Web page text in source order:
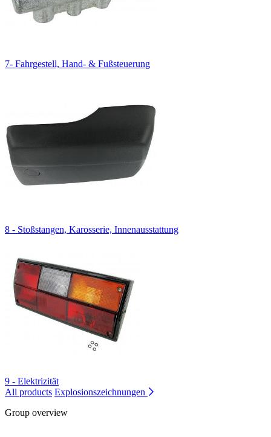
7- Fahrgestell, Hand- & Fußsteuerung
8 - Stoßstangen, Karosserie, Innenausstattung
9 - Elektrizität
All products Explosionszeichnungen
Group overview